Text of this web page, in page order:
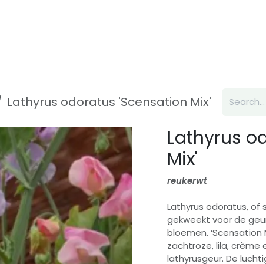
Lathyrus odoratus 'Scensation Mix'
Lathyrus
Mix'
reukerwt
Lathyrus odoratus, of
gekweekt voor de
bloemen.
zachtroze, lila, crème
lathyrusgeur. De